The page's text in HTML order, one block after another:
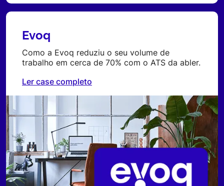
Evoq
Como a Evoq reduziu o seu volume de
trabalho em cerca de 70% com o ATS da abler.
Ler case completo